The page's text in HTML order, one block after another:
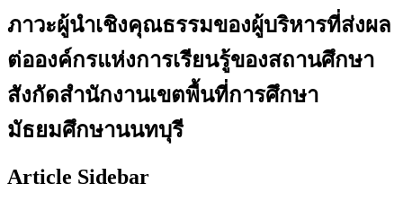
ภาวะผู้นำเชิงคุณธรรมของผู้บริหารที่ส่งผล
ต่อองค์กรแห่งการเรียนรู้ของสถานศึกษา
สังกัดสำนักงานเขตพื้นที่การศึกษา
มัธยมศึกษานนทบุรี
Article Sidebar